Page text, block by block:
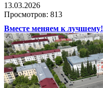
13.03.2026
Просмотров: 813
Вместе меняем к лучшему!